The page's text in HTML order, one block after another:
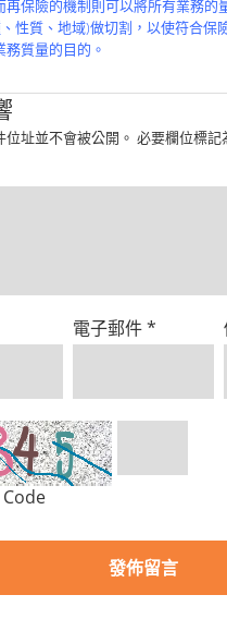
再保險的機制則可以將所有業務的
性質、地域)做切割，以使符合保
務質量的目的。
址並不會被公開。 必要欄位標記
電子郵件*
Code